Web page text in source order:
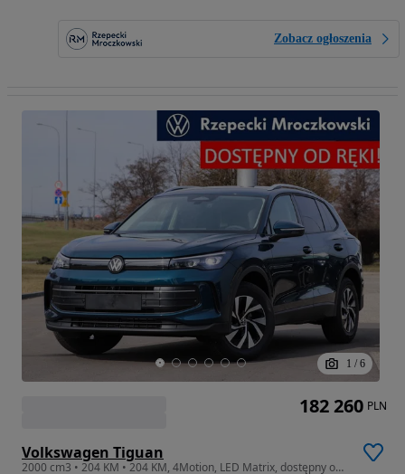
Zobacz ogłoszenia
1 / 6
Volkswagen Tiguan
2000 cm3 • 204 KM • 204 KM, 4Motion, LED Matrix, dostępny od ręki !
182 260 PLN